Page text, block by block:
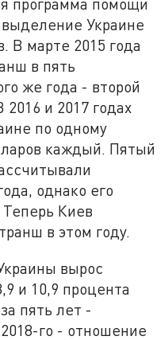
программа помощи
Украине
В марте 2015 года
в пять
же года - второй
и 2017 годах
по одному
каждый. Пятый
однако его
Киев
в этом году.
вырос
и 10,9 процента
пять лет -
го - отношение